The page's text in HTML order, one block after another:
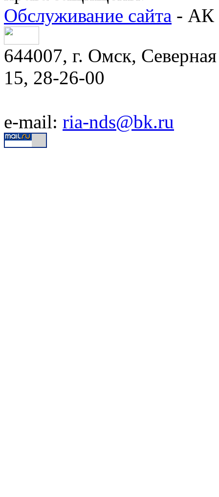
Обслуживание сайта - АК
644007, г. Омск,
15, 28-26-00
e-mail: ria-nds@bk.ru